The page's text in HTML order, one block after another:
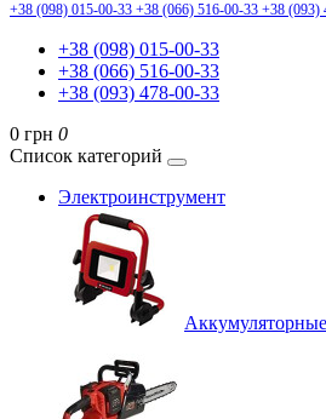
+38 (098) 015-00-33 +38 (066) 516-00-33 +38 (093)
+38 (098) 015-00-33
+38 (066) 516-00-33
+38 (093) 478-00-33
0 грн 0
Список категорий
Электроинструмент